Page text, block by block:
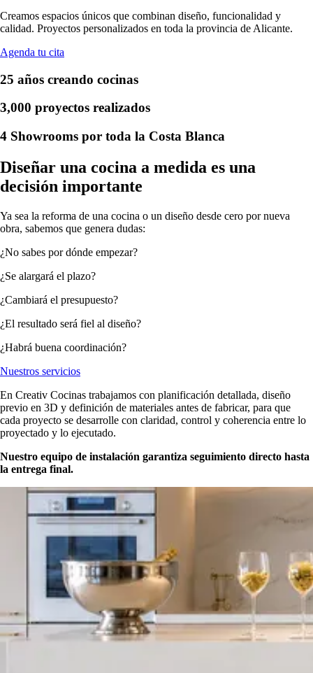
Creamos espacios únicos que combinan diseño, funcionalidad y
calidad. Proyectos personalizados en toda la provincia de Alicante.
Agenda tu cita
25 años creando cocinas
3,000 proyectos realizados
4 Showrooms por toda la Costa Blanca
Diseñar una cocina a medida es una
decisión importante
Ya sea la reforma de una cocina o un diseño desde cero por nueva
obra, sabemos que genera dudas:
¿No sabes por dónde empezar?
¿Se alargará el plazo?
¿Cambiará el presupuesto?
¿El resultado será fiel al diseño?
¿Habrá buena coordinación?
Nuestros servicios
En Creativ Cocinas trabajamos con planificación detallada, diseño
previo en 3D y definición de materiales antes de fabricar, para que
cada proyecto se desarrolle con claridad, control y coherencia entre lo
proyectado y lo ejecutado.
Nuestro equipo de instalación garantiza seguimiento directo hasta
la entrega final.